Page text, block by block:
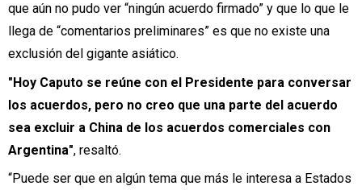
que aún no pudo ver “ningún acuerdo firmado” y que lo que le
llega de “comentarios preliminares” es que no existe una
exclusión del gigante asiático.
"Hoy Caputo se reúne con el Presidente para conversar
los acuerdos, pero no creo que una parte del acuerdo
sea excluir a China de los acuerdos comerciales con
Argentina", resaltó.
“Puede ser que en algún tema que más le interesa a Estados